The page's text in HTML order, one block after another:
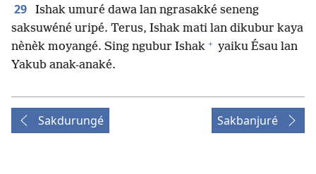
29
Ishak umuré dawa lan ngrasakké seneng
saksuwéné uripé. Terus, Ishak mati lan dikubur kaya
nènèk moyangé. Sing ngubur Ishak + yaiku Ésau lan
Yakub anak-anaké.
Sakdurungé Sakbanjuré